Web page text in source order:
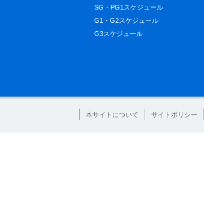
SG・PG1スケジュール
G1・G2スケジュール
G3スケジュール
本サイトについて サイトポリシー